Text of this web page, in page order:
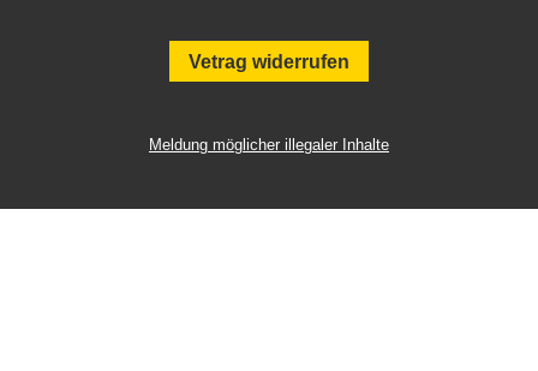
Vetrag widerrufen
Meldung möglicher illegaler Inhalte